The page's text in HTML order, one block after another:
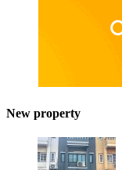
New property